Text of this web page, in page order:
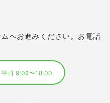
へお進みください。お電話
平日 9:00〜18:00